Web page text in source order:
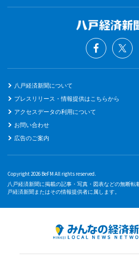
八戸経済新聞について
プレスリリース・情報提供はこちらから
アクセスデータの利用について
お問い合わせ
広告のご案内
Copyright 2026 BeFM All rights reserved.
八戸経済新聞に掲載の記事・写真・図表などの無断転
戸経済新聞またはその情報提供者に属します。